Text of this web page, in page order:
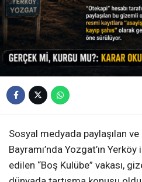
Sosyal medyada paylaşılan ve
Bayramı’nda Yozgat’ın
edilen “Boş Kulübe” vakası,